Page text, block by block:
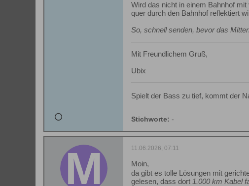
Wird das nicht in einem Bahnhof
quer durch den Bahnhof reflektiert
So, schnell senden, bevor das
Mit Freundlichem Gruß,
Ubix
Spielt der Bass zu tief, kommt der
Stichworte: -
11.06.2026, 07:11
Moin,
da gibt es tolle Lösungen mit
gelesen, dass dort 1.000 km Kabel